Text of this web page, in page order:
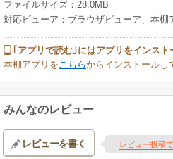
ファイルサイズ：28.0MB
対応ビューア：ブラウザビューア、本棚
｢アプリで読む｣にはアプリをインスト
本棚アプリをこちらからインストールし
みんなのレビュー
レビューを書く レビュー投稿